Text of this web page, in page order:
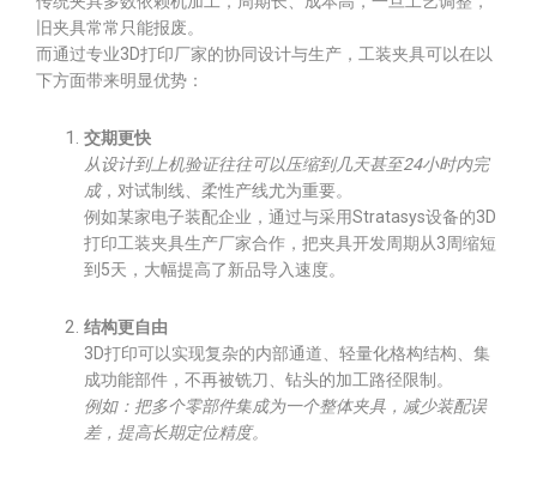
旧夹具常常只能报废。
而通过专业3D打印厂家的协同设计与生产，工装夹具可以在以
下方面带来明显优势：
交期更快
从设计到上机验证往往可以压缩到几天甚至24小时内完
成，对试制线、柔性产线尤为重要。
例如某家电子装配企业，通过与采用Stratasys设备的3D
打印工装夹具生产厂家合作，把夹具开发周期从3周缩短
到5天，大幅提高了新品导入速度。
结构更自由
3D打印可以实现复杂的内部通道、轻量化格构结构、集
成功能部件，不再被铣刀、钻头的加工路径限制。
例如：把多个零部件集成为一个整体夹具，减少装配误
差，提高长期定位精度。